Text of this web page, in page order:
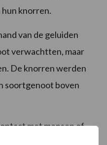
knorren.
van de geluiden
verwachtten, maar
De knorren werden
soortgenoot boven
met mensen of
moesten